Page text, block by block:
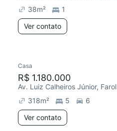
38m²
1
Ver contato
Casa
R$ 1.180.000
Av. Luiz Calheiros Júnior, Farol
318m² 5
6
Ver contato